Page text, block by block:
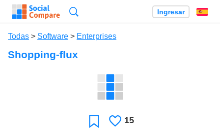
Ingresar
Todas > Software > Enterprises
Shopping-flux
Favoritos
Le
15